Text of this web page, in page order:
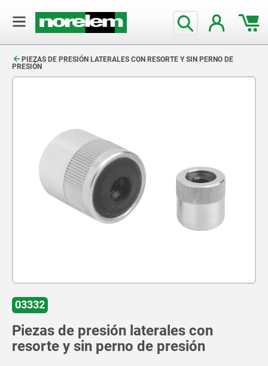
PIEZAS DE PRESIÓN LATERALES CON RESORTE Y SIN PERNO DE
PRESIÓN
03332
Piezas de presión laterales con
resorte y sin perno de presión